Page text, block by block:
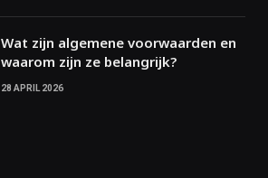
Wat zijn algemene voorwaarden en
waarom zijn ze belangrijk?
28 APRIL 2026